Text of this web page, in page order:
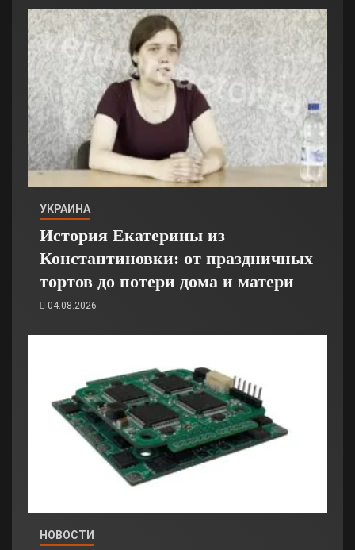
УКРАИНА
История Екатерины из
Константиновки: от праздничных
тортов до потери дома и матери
04.08.2026
НОВОСТИ